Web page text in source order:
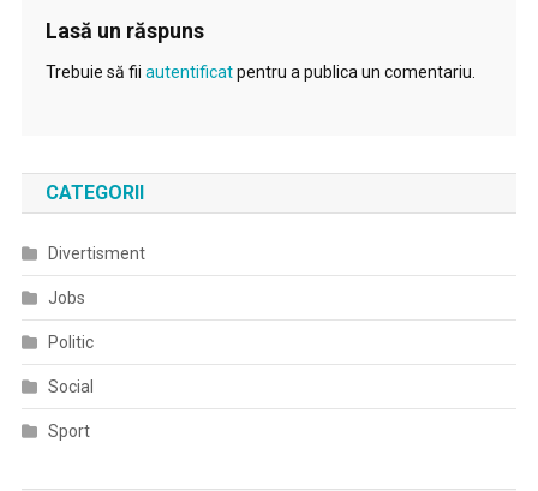
Lasă un răspuns
Trebuie să fii autentificatpentru a publica un comentariu.
CATEGORII
Divertisment
Jobs
Politic
Social
Sport